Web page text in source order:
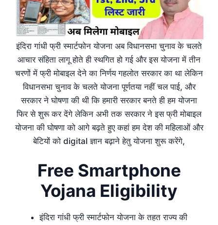
इंदिरा गांधी फ्री स्मार्टफोन योजना अब विधानसभा चुनाव के चलते
आचार संहिता लागू होते ही स्थगित हो गई और इस योजना में तीन
चरणों में फ्री मोबाइल देने का निर्णय गहलोत सरकार का था लेकिन
विधानसभा चुनाव के चलते योजना पूर्णतया नहीं चल पाई, और
सरकार ने घोषणा की थी कि हमारी सरकार बनते ही हम योजना
फिर से शुरू कर देंगे लेकिन अभी तक सरकार ने इस फ्री मोबाइल
योजना की घोषणा को आगे बढ़ते हुए कहां हम देश की महिलाओं और
बेटियों को digital ज्ञान बढ़ाने हेतु योजना शुरू करेंगे,
Free Smartphone
Yojana Eligibility
इंदिरा गांधी फ्री स्मार्टफोन योजना के तहत राज्य की